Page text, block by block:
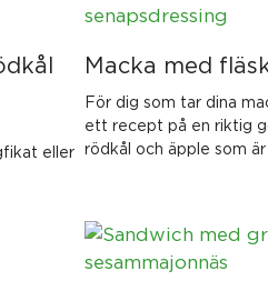
eller
Macka med
För dig som tar dina
ett recept på en riktig
rödkål och äpple som